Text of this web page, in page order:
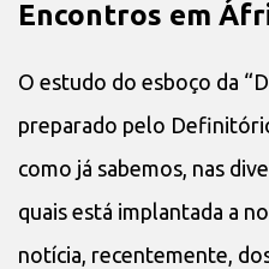
Encontros em
O estudo do esboço da
preparado pelo
como já sabemos, nas
quais está implantada a
notícia, recentemente,